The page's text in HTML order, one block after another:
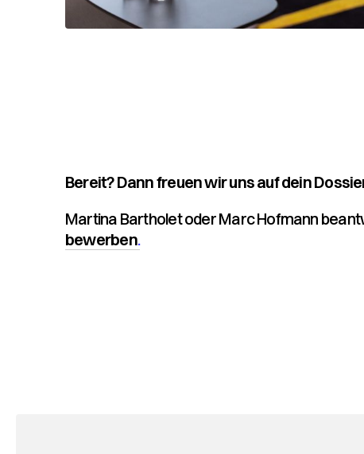
Bereit? Dann freuen wir uns auf dein
Martina Bartholet oder Marc Hofmann
bewerben.